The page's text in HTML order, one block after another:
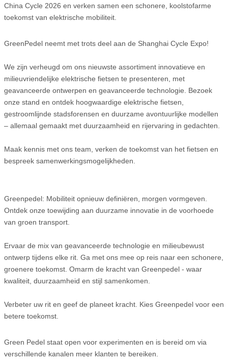
China Cycle 2026 en verken samen een schonere, koolstofarme
toekomst van elektrische mobiliteit.
GreenPedel neemt met trots deel aan de Shanghai Cycle Expo!
We zijn verheugd om ons nieuwste assortiment innovatieve en
milieuvriendelijke elektrische fietsen te presenteren, met
geavanceerde ontwerpen en geavanceerde technologie. Bezoek
onze stand en ontdek hoogwaardige elektrische fietsen,
gestroomlijnde stadsforensen en duurzame avontuurlijke modellen
– allemaal gemaakt met duurzaamheid en rijervaring in gedachten.
Maak kennis met ons team, verken de toekomst van het fietsen en
bespreek samenwerkingsmogelijkheden.
Greenpedel: Mobiliteit opnieuw definiëren, morgen vormgeven.
Ontdek onze toewijding aan duurzame innovatie in de voorhoede
van groen transport.
Ervaar de mix van geavanceerde technologie en milieubewust
ontwerp tijdens elke rit. Ga met ons mee op reis naar een schonere,
groenere toekomst. Omarm de kracht van Greenpedel - waar
kwaliteit, duurzaamheid en stijl samenkomen.
Verbeter uw rit en geef de planeet kracht. Kies Greenpedel voor een
betere toekomst.
Green Pedel staat open voor experimenten en is bereid om via
verschillende kanalen meer klanten te bereiken.